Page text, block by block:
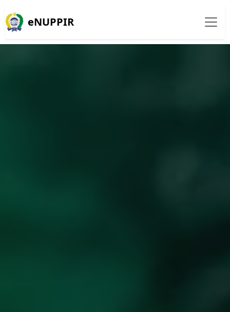
eNUPPIR